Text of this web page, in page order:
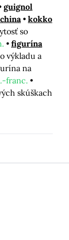
guignol
kokko
so
figurína
výkladu a
na
franc.
skúškach